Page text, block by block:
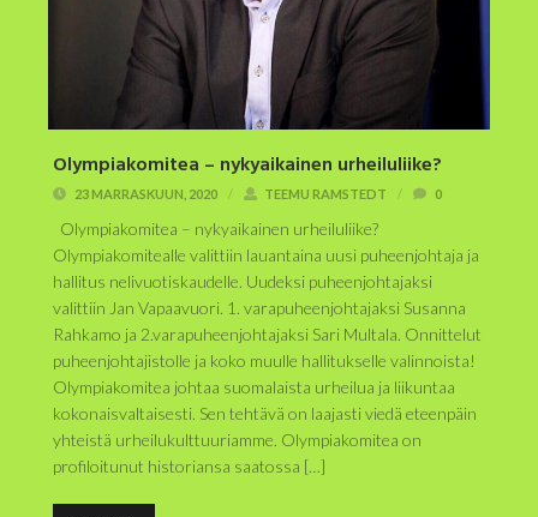
Olympiakomitea – nykyaikainen urheiluliike?
23 MARRASKUUN, 2020 / TEEMU RAMSTEDT / 0
Olympiakomitea – nykyaikainen urheiluliike?
Olympiakomitealle valittiin lauantaina uusi puheenjohtaja ja
hallitus nelivuotiskaudelle. Uudeksi puheenjohtajaksi
valittiin Jan Vapaavuori. 1. varapuheenjohtajaksi Susanna
Rahkamo ja 2.varapuheenjohtajaksi Sari Multala. Onnittelut
puheenjohtajistolle ja koko muulle hallitukselle valinnoista!
Olympiakomitea johtaa suomalaista urheilua ja liikuntaa
kokonaisvaltaisesti. Sen tehtävä on laajasti viedä eteenpäin
yhteistä urheilukulttuuriamme. Olympiakomitea on
profiloitunut historiansa saatossa […]